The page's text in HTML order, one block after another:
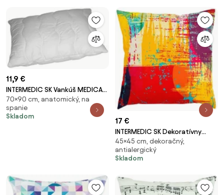
11,9 €
INTERMEDIC SK Vankúš MEDICAL
70X90 cm
70×90 cm, anatomický, na
spanie
Skladom
17 €
INTERMEDIC SK Dekoratívny
vankúš Outdoor 45x45 cm -
Fresh
45×45 cm, dekoračný,
antialergický
Skladom